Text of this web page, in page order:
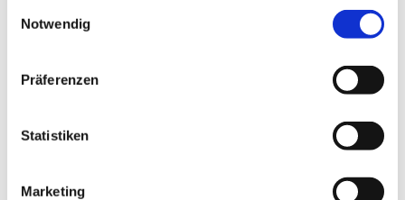
Notwendig
Präferenzen
Statistiken
Marketing